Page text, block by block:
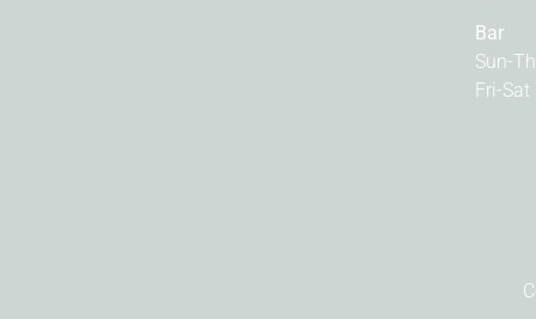
Bar
Sun-
Fri-